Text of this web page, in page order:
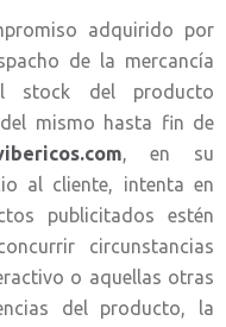
por
de la mercancía
stock del producto
mismo hasta fin de
, en su
al cliente, intenta en
publicitados estén
circunstancias
o aquellas otras
del producto, la